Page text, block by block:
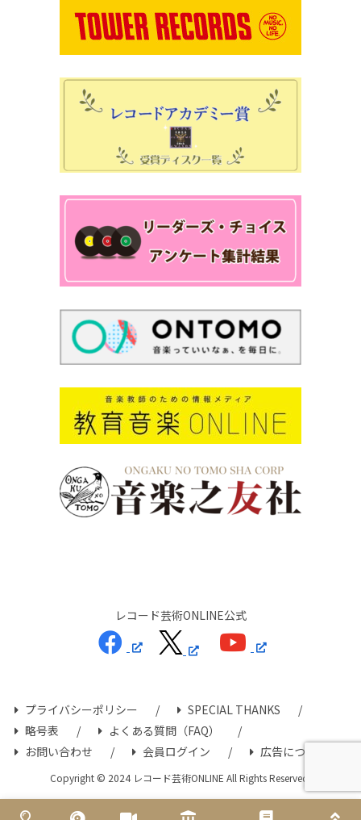
レコード芸術ONLINE公式
プライバシーポリシー
SPECIAL THANKS
略号表
よくある質問（FAQ）
お問い合わせ
会員ログイン 広告について
Copyright © 2024 レコード芸術ONLINE All Rights Reserved.